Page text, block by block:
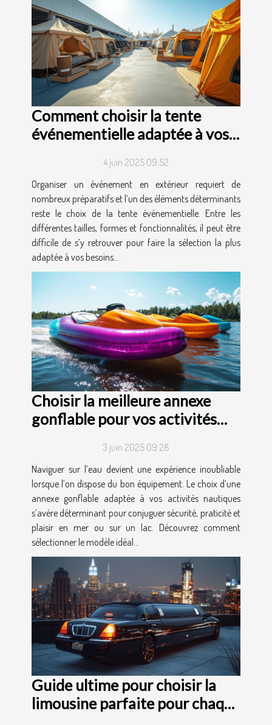
Comment choisir la tente
événementielle adaptée à vos
4 juin 2025 09:52
Organiser un événement en extérieur requiert de
nombreux préparatifs et l’un des éléments déterminants
reste le choix de la tente événementielle. Entre les
différentes tailles, formes et fonctionnalités, il peut être
difficile de s’y retrouver pour faire la sélection la plus
adaptée à vos besoins...
Choisir la meilleure annexe
gonflable pour vos activités
3 juin 2025 09:28
Naviguer sur l’eau devient une expérience inoubliable
lorsque l’on dispose du bon équipement. Le choix d’une
annexe gonflable adaptée à vos activités nautiques
s’avère déterminant pour conjuguer sécurité, praticité et
plaisir en mer ou sur un lac. Découvrez comment
sélectionner le modèle idéal...
Guide ultime pour choisir la
limousine parfaite pour chaque